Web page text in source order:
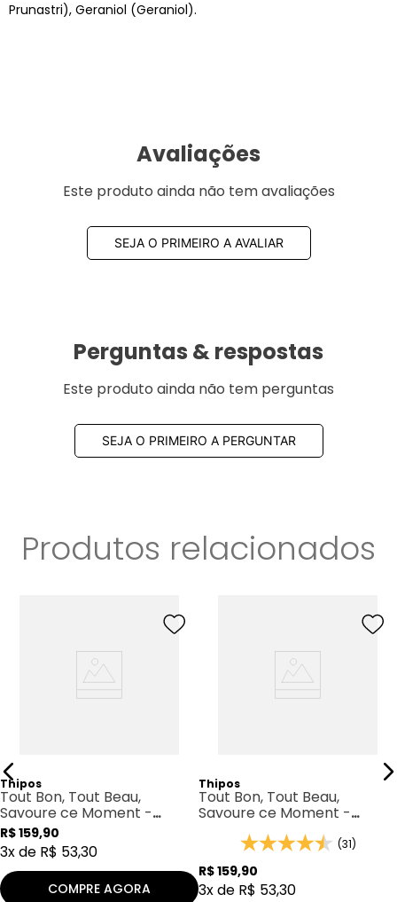
Prunastri), Geraniol (Geraniol).
Avaliações
Este produto ainda não tem avaliações
SEJA O PRIMEIRO A AVALIAR
Perguntas & respostas
Este produto ainda não tem perguntas
SEJA O PRIMEIRO A PERGUNTAR
Produtos relacionados
Thipos
Tout Bon, Tout Beau,
Savoure ce Moment -
Thipos 125 Heroes
R$159,90
3x de R$ 53,30
COMPRE AGORA
Thipos
Tout Bon, Tout Beau,
Savoure ce Moment -
Thipos 098
(31)
R$159,90
3x de R$ 53,30